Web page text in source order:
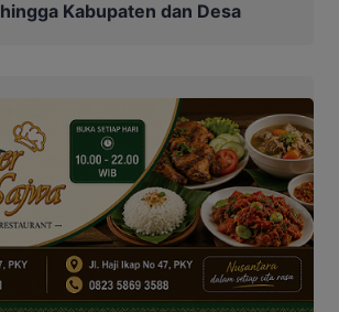
hingga Kabupaten dan Desa